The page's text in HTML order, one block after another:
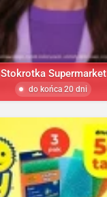
Stokrotka Supermarket
do końca 20 dni